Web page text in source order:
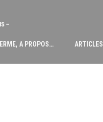
–
A PROPOS… ARTICLES